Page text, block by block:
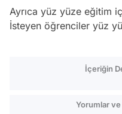
Ayrıca yüz yüze eğitim
İsteyen öğrenciler yüz
İçeriğin
Yorumlar ve